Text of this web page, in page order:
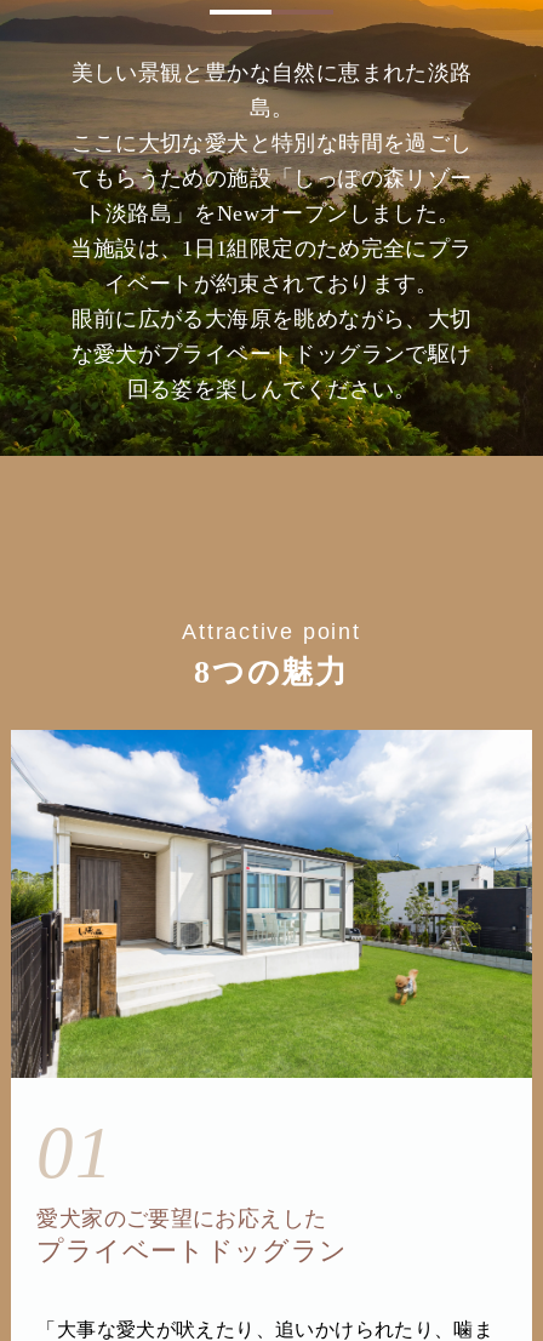
美しい景観と豊かな自然に恵まれた淡路
島。
ここに大切な愛犬と特別な時間を過ごし
てもらうための施設「しっぽの森リゾー
ト淡路島」をNewオープンしました。
当施設は、1日1組限定のため完全にプラ
イベートが約束されております。
眼前に広がる大海原を眺めながら、大切
な愛犬がプライベートドッグランで駆け
回る姿を楽しんでください。
Attractive point
8つの魅力
01
愛犬家のご要望にお応えした
プライベートドッグラン
「大事な愛犬が吠えたり、追いかけられたり、噛ま